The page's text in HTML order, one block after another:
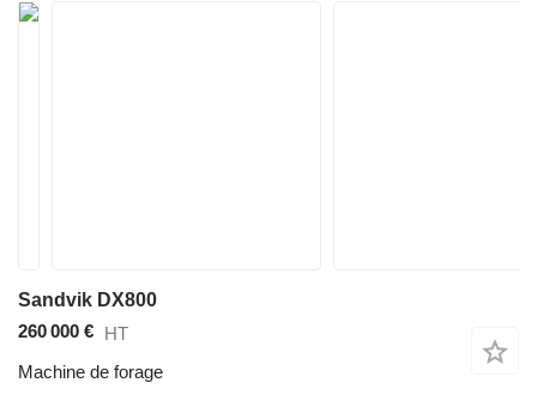
Sandvik DX800
260 000 € HT
Machine de forage